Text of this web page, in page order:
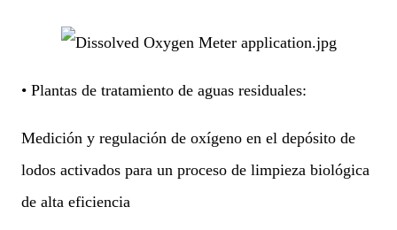
• Plantas de tratamiento de aguas residuales:
Medición y regulación de oxígeno en el depósito de
lodos activados para un proceso de limpieza biológica
de alta eficiencia